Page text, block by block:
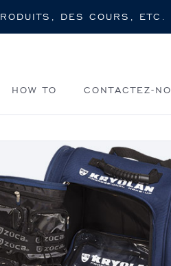
HOW TO CONTACTEZ-